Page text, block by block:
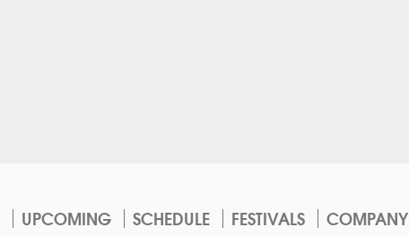
UPCOMING SCHEDULE FESTIVALS COMPANY